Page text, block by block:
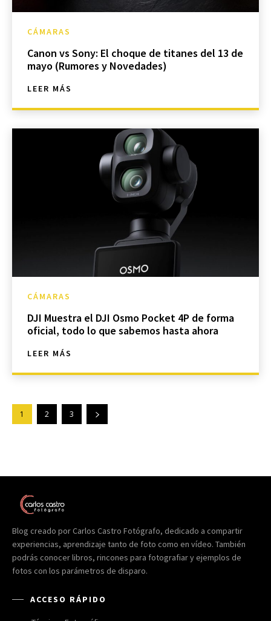
CÁMARAS
Canon vs Sony: El choque de titanes del 13 de
mayo (Rumores y Novedades)
LEER MÁS
CÁMARAS
DJI Muestra el DJI Osmo Pocket 4P de forma
oficial, todo lo que sabemos hasta ahora
LEER MÁS
1 2 3
Blog creado por Carlos Castro Fotógrafo, dedicado a compartir
experiencias, aprendizaje tanto de foto como en vídeo. También
podrás conocer libros, rincones para fotografiar y ejemplos de
fotos con los parámetros de disparo.
ACCESO RÁPIDO